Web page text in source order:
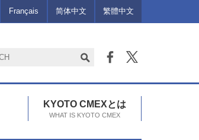
Français 简体中文 繁體中文
KYOTO CMEXとは
WHAT IS KYOTO CMEX